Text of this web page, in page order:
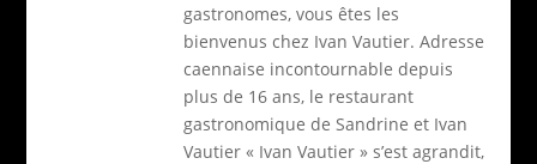
gastronomes, vous êtes les
bienvenus chez Ivan Vautier. Adresse
caennaise incontournable depuis
plus de 16 ans, le restaurant
gastronomique de Sandrine et Ivan
Vautier « Ivan Vautier » s’est agrandit,